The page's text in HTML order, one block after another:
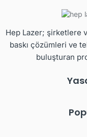
Hep Lazer; şirketlere
baskı çözümleri ve
buluşturan